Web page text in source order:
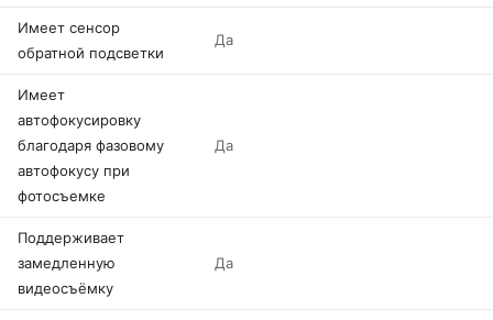
Имеет сенсор
обратной подсветки
Да
Имеет
автофокусировку
благодаря фазовому
автофокусу при
фотосъемке
Да
Поддерживает
замедленную
видеосъёмку
Да